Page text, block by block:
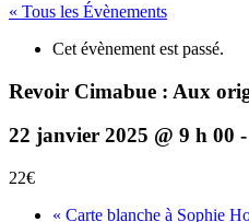
« Tous les Évènements
Cet évènement est passé.
Revoir Cimabue : Aux
22 janvier 2025 @ 9 h 00 -
22€
« Carte blanche à Sophie